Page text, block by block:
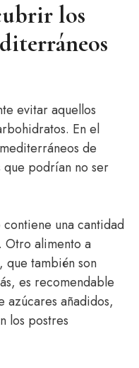
los
evitar aquellos
En el
de
que podrían no ser
una cantidad
Otro alimento a
que también son
es recomendable
azúcares añadidos,
los postres